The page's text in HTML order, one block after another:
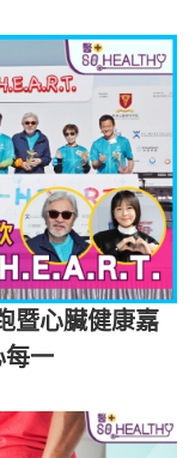
暨心臟健康嘉
每一